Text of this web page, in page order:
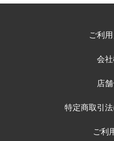
ご利
会
店
特定商取引
ご利